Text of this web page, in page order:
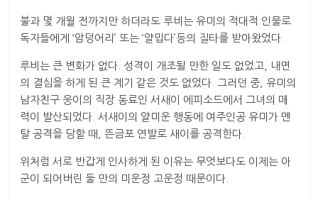
불과 몇 개월 전까지만 하더라도 루비는 유미의 적대적 인물로
독자들에게 ‘암덩어리’ 또는 ‘얄밉다’등의 질타를 받아왔었다.
루비는 큰 변화가 없다. 성격이 개조될 만한 일도 없었고, 내면
의 결심을 하게 된 큰 계기 같은 것도 없었다. 그러던 중, 유미의
남자친구 웅이의 직장 동료인 서새이 에피소드에서 그녀의 매
력이 발산되었다. 서새이의 얄미운 행동에 여주인공 유미가 멘
탈 공격을 당할 때, 뜬금포 연발로 새이를 공격한다.
위처럼 서로 반갑게 인사하게 된 이유는 무엇보다도 이제는 아
군이 되어버린 둘 만의 미운정 고운정 때문이다.